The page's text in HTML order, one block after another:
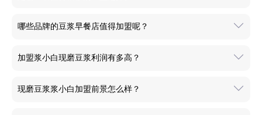
哪些品牌的豆浆早餐店值得加盟呢？
加盟浆小白现磨豆浆利润有多高？
现磨豆浆浆小白加盟前景怎么样？